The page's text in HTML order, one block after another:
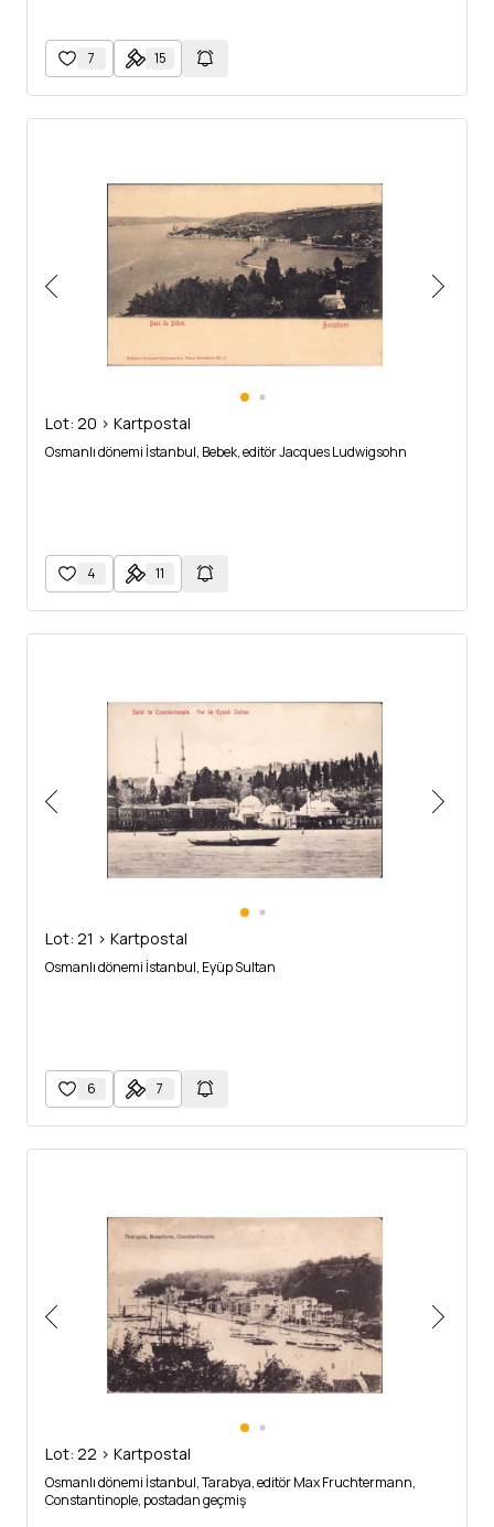
7 15
Lot: 20 > Kartpostal
Osmanlı dönemi İstanbul, Bebek, editör Jacques Ludwigsohn
4 11
Lot: 21 > Kartpostal
Osmanlı dönemi İstanbul, Eyüp Sultan
6 7
Lot: 22 > Kartpostal
Osmanlı dönemi İstanbul, Tarabya, editör Max Fruchtermann,
Constantinople, postadan geçmiş